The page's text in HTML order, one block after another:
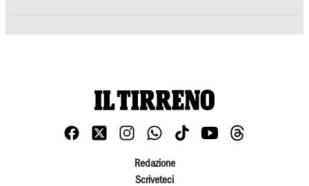
Redazione
Scriveteci